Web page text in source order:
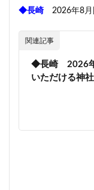
◆長崎 2026年8
関連記事
◆長崎 2026年
いただける神社